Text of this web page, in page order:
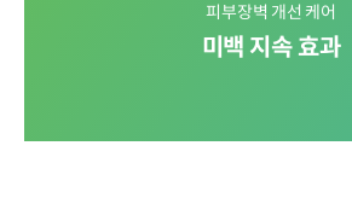
피부장벽 개선 케어
미백 지속 효과